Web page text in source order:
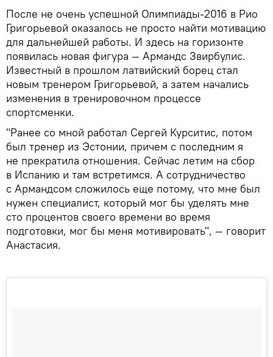
После не очень успешной Олимпиады-2016 в Рио
Григорьевой оказалось не просто найти мотивацию
для дальнейшей работы. И здесь на горизонте
появилась новая фигура — Армандс Звирбулис.
Известный в прошлом латвийский борец стал
новым тренером Григорьевой, а затем начались
изменения в тренировочном процессе
спортсменки.
"Ранее со мной работал Сергей Курситис, потом
был тренер из Эстонии, причем с последним я
не прекратила отношения. Сейчас летим на сбор
в Испанию и там встретимся. А сотрудничество
с Армандсом сложилось еще потому, что мне был
нужен специалист, который мог бы уделять мне
сто процентов своего времени во время
подготовки, мог бы меня мотивировать", — говорит
Анастасия.